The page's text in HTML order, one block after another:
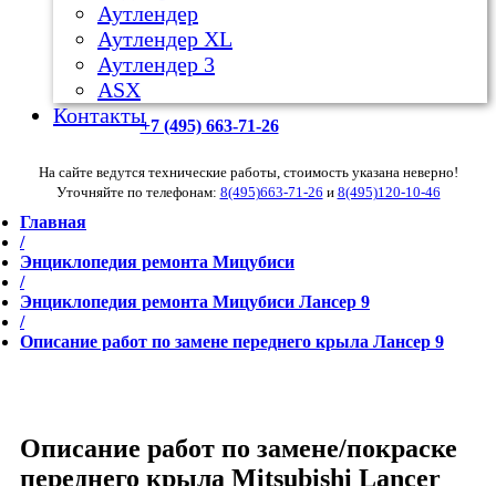
Аутлендер
Аутлендер ХL
Аутлендер 3
ASX
Контакты+7 (495) 663-71-26
На сайте ведутся технические работы, стоимость указана неверно!
Уточняйте по телефонам: 8(495)663-71-26 и 8(495)120-10-46
Главная
/
Энциклопедия ремонта Мицубиси
/
Энциклопедия ремонта Мицубиси Лансер 9
/
Описание работ по замене переднего крыла Лансер 9
Описание работ по замене/покраске
переднего крыла Mitsubishi Lancer